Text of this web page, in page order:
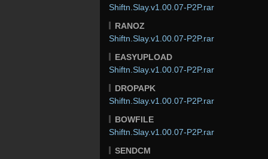
Shiftn.Slay.v1.00.07-P2P.rar
RANOZ
Shiftn.Slay.v1.00.07-P2P.rar
EASYUPLOAD
Shiftn.Slay.v1.00.07-P2P.rar
DROPAPK
Shiftn.Slay.v1.00.07-P2P.rar
BOWFILE
Shiftn.Slay.v1.00.07-P2P.rar
SENDCM